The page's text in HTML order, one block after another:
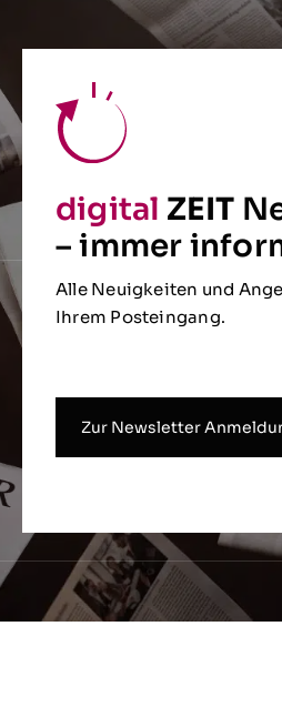
digital ZEIT
– immer
Alle Neuigkeiten und
Ihrem Posteingang.
Zur Newsletter